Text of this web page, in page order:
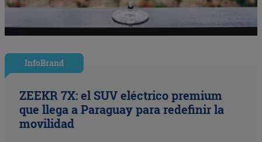
InfoBrand
ZEEKR 7X: el SUV eléctrico premium
que llega a Paraguay para redefinir la
movilidad